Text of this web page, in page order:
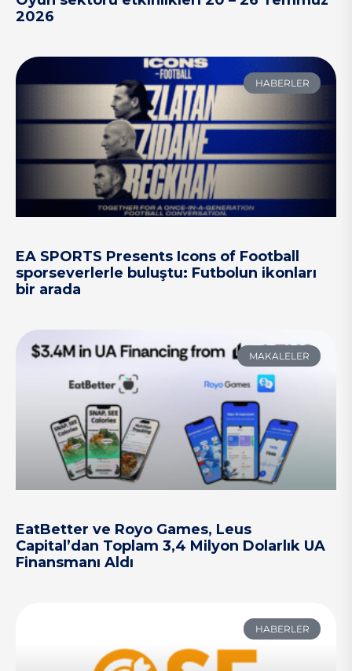
2026
HABERLER
EA SPORTS Presents Icons of Football
sporseverlerle buluştu: Futbolun ikonları
bir arada
MAKALELER
EatBetter ve Royo Games, Leus
Capital’dan Toplam 3,4 Milyon Dolarlık UA
Finansmanı Aldı
HABERLER